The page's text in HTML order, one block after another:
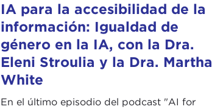
IA para la accesibilidad de la
información: Igualdad de
género en la IA, con la Dra.
Eleni Stroulia y la Dra. Martha
White
En el último episodio del podcast "AI for